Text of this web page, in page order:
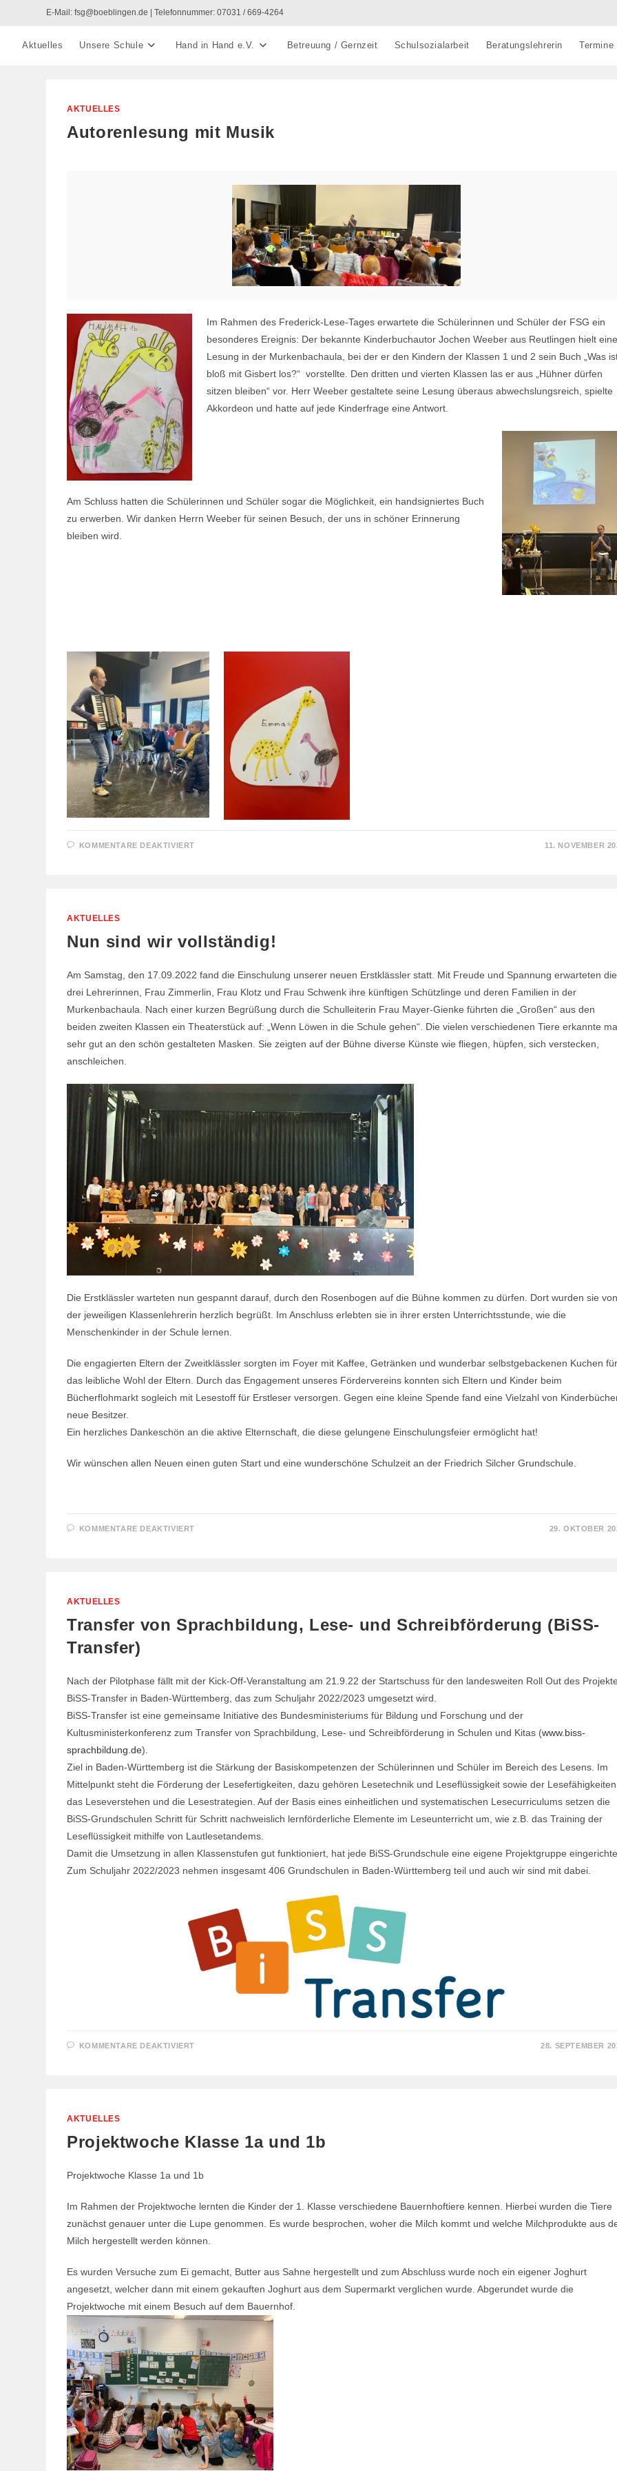
springen
E-Mail: fsg@boeblingen.de | Telefonnummer: 07031 / 669-4264
Aktuelles Unsere Schule Hand in Hand e.V. Betreuung / Gernzeit Schulsozialarbeit Beratungslehrerin Termine
AKTUELLES
Autorenlesung mit Musik
Im Rahmen des Frederick-Lese-Tages erwartete die Schülerinnen und Schüler der FSG ein
besonderes Ereignis: Der bekannte Kinderbuchautor Jochen Weeber aus Reutlingen hielt
Lesung in der Murkenbachaula, bei der er den Kindern der Klassen 1 und 2 sein Buch „Was
bloß mit Gisbert los?“ vorstellte. Den dritten und vierten Klassen las er aus „Hühner dürfen
sitzen bleiben“ vor. Herr Weeber gestaltete seine Lesung überaus abwechslungsreich, spielte
Akkordeon und hatte auf jede Kinderfrage eine Antwort.
Am Schluss hatten die Schülerinnen und Schüler sogar die Möglichkeit, ein handsigniertes Buch
zu erwerben. Wir danken Herrn Weeber für seinen Besuch, der uns in schöner Erinnerung
bleiben wird.
KOMMENTARE DEAKTIVIERT 11. NOVEMBER
AKTUELLES
Nun sind wir vollständig!
Am Samstag, den 17.09.2022 fand die Einschulung unserer neuen Erstklässler statt. Mit Freude und Spannung erwarteten die
drei Lehrerinnen, Frau Zimmerlin, Frau Klotz und Frau Schwenk ihre künftigen Schützlinge und deren Familien in der
Murkenbachaula. Nach einer kurzen Begrüßung durch die Schulleiterin Frau Mayer-Gienke führten die „Großen“ aus den
beiden zweiten Klassen ein Theaterstück auf: „Wenn Löwen in die Schule gehen“. Die vielen verschiedenen Tiere erkannte
sehr gut an den schön gestalteten Masken. Sie zeigten auf der Bühne diverse Künste wie fliegen, hüpfen, sich verstecken,
anschleichen.
Die Erstklässler warteten nun gespannt darauf, durch den Rosenbogen auf die Bühne kommen zu dürfen. Dort wurden sie
der jeweiligen Klassenlehrerin herzlich begrüßt. Im Anschluss erlebten sie in ihrer ersten Unterrichtsstunde, wie die
Menschenkinder in der Schule lernen.
Die engagierten Eltern der Zweitklässler sorgten im Foyer mit Kaffee, Getränken und wunderbar selbstgebackenen Kuchen
das leibliche Wohl der Eltern. Durch das Engagement unseres Fördervereins konnten sich Eltern und Kinder beim
Bücherflohmarkt sogleich mit Lesestoff für Erstleser versorgen. Gegen eine kleine Spende fand eine Vielzahl von
neue Besitzer.
Ein herzliches Dankeschön an die aktive Elternschaft, die diese gelungene Einschulungsfeier ermöglicht hat!
Wir wünschen allen Neuen einen guten Start und eine wunderschöne Schulzeit an der Friedrich Silcher Grundschule.
KOMMENTARE DEAKTIVIERT 29. OKTOBER
AKTUELLES
Transfer von Sprachbildung, Lese- und Schreibförderung (BiSS-
Transfer)
Nach der Pilotphase fällt mit der Kick-Off-Veranstaltung am 21.9.22 der Startschuss für den landesweiten Roll Out des
BiSS-Transfer in Baden-Württemberg, das zum Schuljahr 2022/2023 umgesetzt wird.
BiSS-Transfer ist eine gemeinsame Initiative des Bundesministeriums für Bildung und Forschung und der
Kultusministerkonferenz zum Transfer von Sprachbildung, Lese- und Schreibförderung in Schulen und Kitas (www.biss-
sprachbildung.de).
Ziel in Baden-Württemberg ist die Stärkung der Basiskompetenzen der Schülerinnen und Schüler im Bereich des Lesens. Im
Mittelpunkt steht die Förderung der Lesefertigkeiten, dazu gehören Lesetechnik und Leseflüssigkeit sowie der
das Leseverstehen und die Lesestrategien. Auf der Basis eines einheitlichen und systematischen Lesecurriculums setzen die
BiSS-Grundschulen Schritt für Schritt nachweislich lernförderliche Elemente im Leseunterricht um, wie z.B. das Training der
Leseflüssigkeit mithilfe von Lautlesetandems.
Damit die Umsetzung in allen Klassenstufen gut funktioniert, hat jede BiSS-Grundschule eine eigene Projektgruppe
Zum Schuljahr 2022/2023 nehmen insgesamt 406 Grundschulen in Baden-Württemberg teil und auch wir sind mit dabei.
KOMMENTARE DEAKTIVIERT 28. SEPTEMBER
AKTUELLES
Projektwoche Klasse 1a und 1b
Projektwoche Klasse 1a und 1b
Im Rahmen der Projektwoche lernten die Kinder der 1. Klasse verschiedene Bauernhoftiere kennen. Hierbei wurden die Tiere
zunächst genauer unter die Lupe genommen. Es wurde besprochen, woher die Milch kommt und welche Milchprodukte aus
Milch hergestellt werden können.
Es wurden Versuche zum Ei gemacht, Butter aus Sahne hergestellt und zum Abschluss wurde noch ein eigener Joghurt
angesetzt, welcher dann mit einem gekauften Joghurt aus dem Supermarkt verglichen wurde. Abgerundet wurde die
Projektwoche mit einem Besuch auf dem Bauernhof.